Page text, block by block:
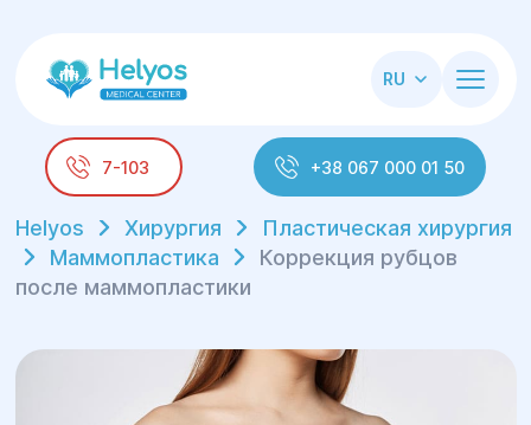
RU
7-103 +38 067 000 01 50
Helyos Хирургия
Пластическая хирургия
Маммопластика
Коррекция рубцов
после маммопластики